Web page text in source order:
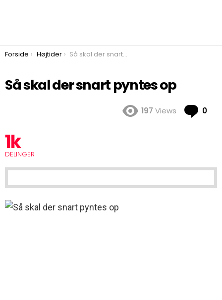
You are here:
Forside Højtider Så skal der snart pyntes op
Så skal der snart pyntes op
197 Views 0
1k
DELINGER